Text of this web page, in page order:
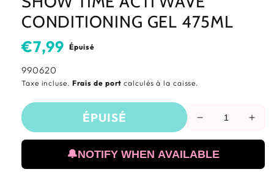
CONDITIONING GEL 475ML
Prix
habituel
€7,99 Épuisé
SKU:
990620
Taxe incluse. Frais de portcalculés à la caisse.
Réduire
quantité
de
ÉPUISÉ
🔔NOTIFY WHEN AVAILABLE